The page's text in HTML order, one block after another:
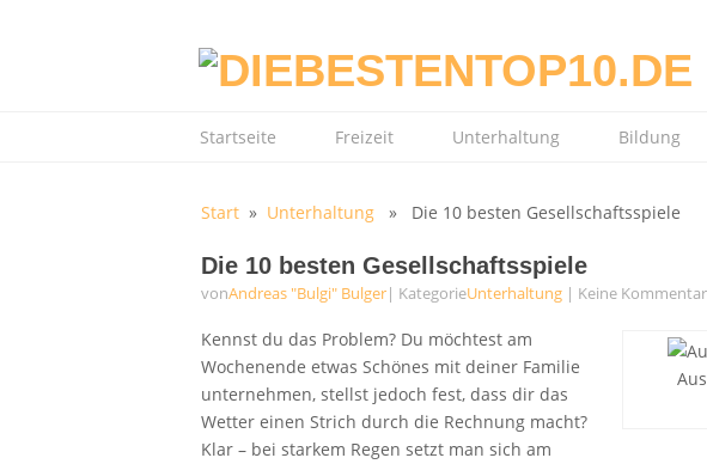
Startseite Freizeit Unterhaltung Bildung
Start » Unterhaltung » Die 10 besten Gesellschaftsspiele
Die 10 besten Gesellschaftsspiele
vonAndreas "Bulgi" Bulger| KategorieUnterhaltung | Keine
Kennst du das Problem? Du möchtest am
Wochenende etwas Schönes mit deiner Familie
unternehmen, stellst jedoch fest, dass dir das
Wetter einen Strich durch die Rechnung macht?
Klar – bei starkem Regen setzt man sich am